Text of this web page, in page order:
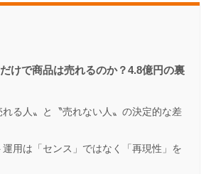
けで商品は売れるのか？4.8億円の裏
る人〟と〝売れない人〟の決定的な差
運用は「センス」ではなく「再現性」を